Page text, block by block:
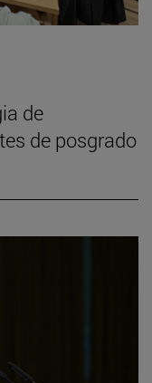
de
de posgrado